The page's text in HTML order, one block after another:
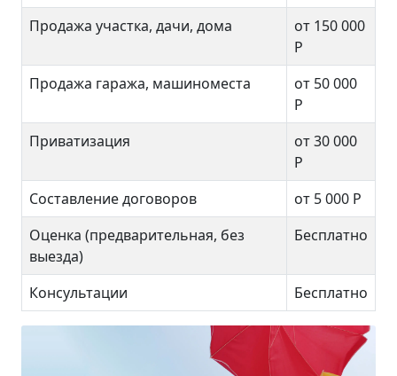
Продажа участка, дачи, дома
от 150 000
Р
Продажа гаража, машиноместа
от 50 000
Р
Приватизация
от 30 000
Р
Составление договоров
от 5 000 Р
Оценка (предварительная, без
выезда)
Бесплатно
Консультации Бесплатно